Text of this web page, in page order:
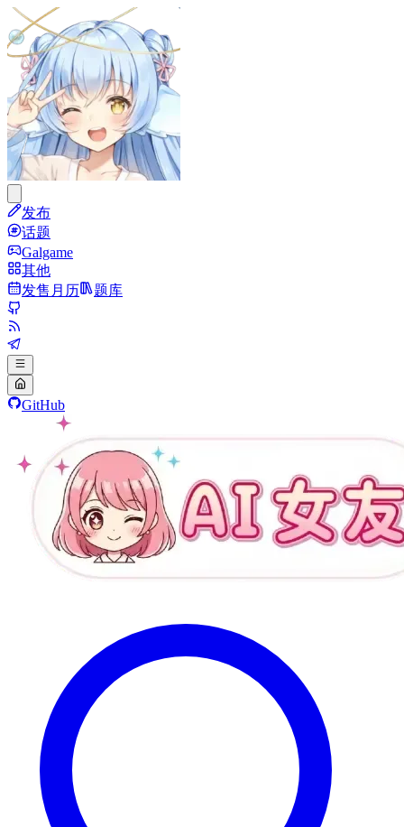
发布
话题
Galgame
其他
发售月历
题库
GitHub